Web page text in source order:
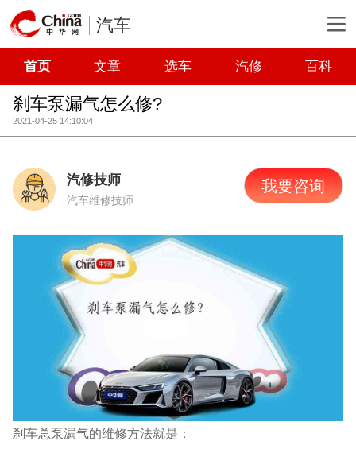
汽车
首页 文章 选车 汽修 百科
刹车泵漏气怎么修?
2021-04-25 14:10:04
汽修技师
汽车维修技师
我要咨询
刹车总泵漏气的维修方法就是：